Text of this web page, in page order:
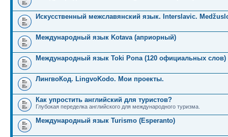
Искусственный межславянский язык. Interslavic.
Международный язык Kotava (априорный)
Международный язык Toki Pona (120 официальных слов)
ЛингвоКод. LingvoKodo. Мои проекты.
Как упростить английский для туристов?
Глубокая переделка английского для международного туризма.
Международный язык Turismo (Esperanto)